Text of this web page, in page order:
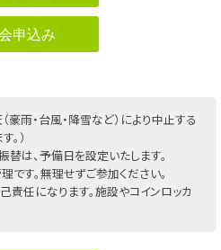
申込み
雨・台風・降雪など）により中止する
）
は、予備日を設定いたします。
です。無理せずご参加ください。
責任になります。施設やコインロッカ